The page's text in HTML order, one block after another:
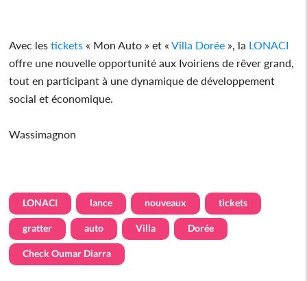
Avec les tickets « Mon Auto » et « Villa Dorée », la LONACI
offre une nouvelle opportunité aux Ivoiriens de rêver grand,
tout en participant à une dynamique de développement
social et économique.
Wassimagnon
LONACI lance nouveaux tickets
gratter auto Villa Dorée
Check Oumar Diarra